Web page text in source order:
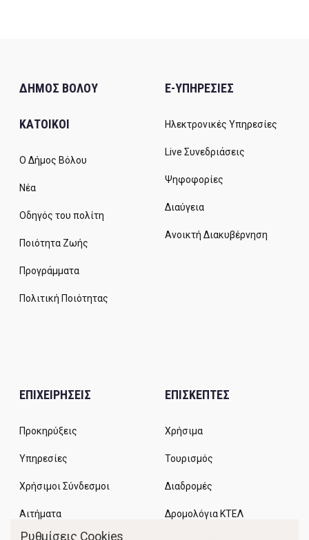
ΔΗΜΟΣ ΒΟΛΟΥ
ΚΑΤΟΙΚΟΙ
Ο Δήμος Βόλου
Νέα
Οδηγός του πολίτη
Ποιότητα Ζωής
Προγράμματα
Πολιτική Ποιότητας
E-ΥΠΗΡΕΣΙΕΣ
Ηλεκτρονικές Υπηρεσίες
Live Συνεδριάσεις
Ψηφοφορίες
Διαύγεια
Ανοικτή Διακυβέρνηση
ΕΠΙΧΕΙΡΗΣΕΙΣ
Προκηρύξεις
Υπηρεσίες
Χρήσιμοι Σύνδεσμοι
Αιτήματα
ΕΠΙΣΚΕΠΤΕΣ
Χρήσιμα
Τουρισμός
Διαδρομές
Δρομολόγια ΚΤΕΛ
Ρυθμίσεις Cookies